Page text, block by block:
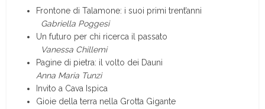
Frontone di Talamone: i suoi primi trent’anni
Gabriella Poggesi
Un futuro per chi ricerca il passato
Vanessa Chillemi
Pagine di pietra: il volto dei Dauni
Anna Maria Tunzi
Invito a Cava Ispica
Gioie della terra nella Grotta Gigante